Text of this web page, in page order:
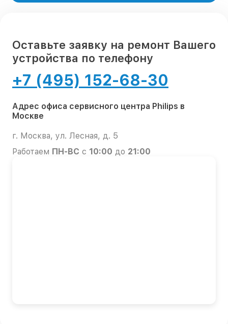
Оставьте заявку на ремонт Вашего
устройства по телефону
+7 (495) 152-68-30
Адрес офиса сервисного центра Philips в
Москве
г. Москва, ул. Лесная, д. 5
Работаем ПН-ВС с 10:00 до 21:00